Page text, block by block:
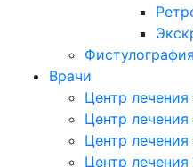
Фистулография
Врачи
Центр лечения
Центр
Центр лечения
Центр